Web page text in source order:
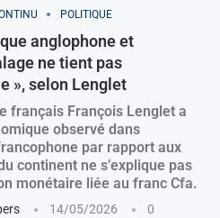
POLITIQUE
anglophone et
ne tient pas
», selon Lenglet
français François Lenglet a
observé dans
par rapport aux
continent ne s’explique pas
monétaire liée au franc Cfa.
14/05/2026
0